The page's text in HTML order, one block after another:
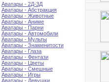
Аватары - 2Д-3Д
Аватары - Абстракция
Аватары - Животные
Аватары - Аниме
Аватары - Парни
Аватары - Автомобили
Аватары - Мульты
Аватары - Знаменитости
Аватары - Глаза
Аватары - Фентази
Аватары - Цветы
Аватары - Смешные
Аватары - Игры
Аватары - Девушки